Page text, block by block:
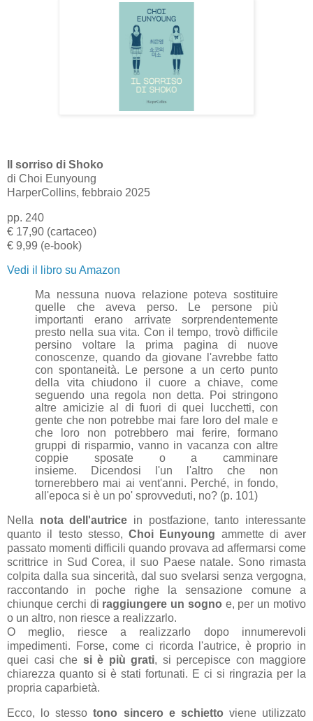
Il sorriso di Shoko
di Choi Eunyoung
HarperCollins, febbraio 2025
pp. 240
€ 17,90 (cartaceo)
€ 9,99 (e-book)
Vedi il libro su Amazon
Ma nessuna nuova relazione poteva sostituire
quelle che aveva perso. Le persone più
importanti erano arrivate sorprendentemente
presto nella sua vita. Con il tempo, trovò difficile
persino voltare la prima pagina di nuove
conoscenze, quando da giovane l'avrebbe fatto
con spontaneità. Le persone a un certo punto
della vita chiudono il cuore a chiave, come
seguendo una regola non detta.
Poi stringono
altre amicizie al di fuori di quei lucchetti, con
gente che non potrebbe mai fare loro del male e
che loro non potrebbero mai ferire, formano
gruppi di risparmio, vanno in vacanza con altre
coppie sposate o a camminare
insieme.
Dicendosi l'un l'altro che non
tornerebbero mai ai vent'anni. Perché, in fondo,
all'epoca si è un po' sprovveduti, no? (p. 101)
Nella nota dell'autrice in postfazione, tanto interessante
quanto il testo stesso, Choi Eunyoung ammette di aver
passato momenti difficili quando provava ad affermarsi come
scrittrice in Sud Corea, il suo Paese natale. Sono rimasta
colpita dalla sua sincerità, dal suo svelarsi senza vergogna,
raccontando in poche righe la sensazione comune a
chiunque cerchi di raggiungere un sogno e, per un motivo
o un altro, non riesce a realizzarlo.
O meglio, riesce a realizzarlo dopo innumerevoli
impedimenti. Forse, come ci ricorda l'autrice, è proprio in
quei casi che si è più grati, si percepisce con maggiore
chiarezza quanto si è stati fortunati. E ci si ringrazia per la
propria caparbietà.
Ecco, lo stesso tono sincero e schietto viene utilizzato